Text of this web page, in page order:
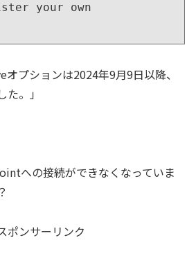
your own
プションは2024年9月9日以降、
。」
への接続ができなくなっていま
ポンサーリンク